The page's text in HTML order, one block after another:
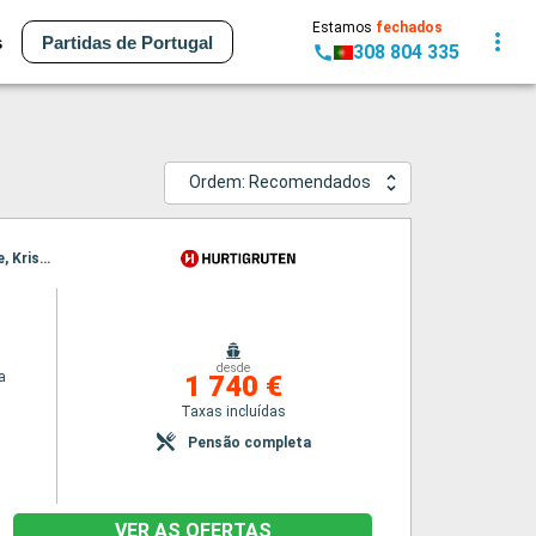
Partidas de Portugal
Estamos fechados
308 804 335
Ordem: Recomendados
Itinerário : Bergen, Floro, Maloy, Torvik, Alesund, Molde, Floro, Maloy, Torvik, Alesund, Molde, Kristiansund, Trondheim, Rorvik, Maloy, Kristiansund, Trondheim, Rorvik, Bronnoysund, Sandnessjoen, Nesna (passagem circulo polar), Ornes, Bodo, Stamsund, Svolvaer, Torvik, Bronnoysund, Sandnessjoen, Nesna (passagem circulo polar), Ornes, Bodo, Stamsund, Svolvaer, Stokmarknes, sortland, Risoyhamn, Harstad, Finnsnes, Tromso, Skjervoy, Alesund, Stokmarknes, sortland, Risoyhamn, Harstad, Finnsnes, Tromso, Skjervoy, Oksfjord, Hammerfest, Havoysund, Honningsvag, Kjollefjord, Mehamn, Berlevag, Molde, Oksfjord, Hammerfest, Havoysund, Honningsvag, Kjollefjord, Mehamn, Berlevag, Batsfjord, Vardo, Vadso, Kirkenes, Kristiansund, Batsfjord, Vardo, Vadso, Kirkenes, Mehamn, Berlevag, Kjollefjord, Honningsvag, Havoysund, Hammerfest, Oksfjord, Skjervoy, Tromso, Trondheim, Mehamn, Kjollefjord, Honningsvag, Havoysund, Hammerfest, Oksfjord, Skjervoy, Finnsnes, Tromso, Harstad, Risoyhamn, sortland, Stokmarknes, Svolvaer, Stamsund, Finnsnes, Harstad, Risoyhamn, sortland, Stokmarknes, Svolvaer, Bodo, Stamsund, Ornes, Nesna (passagem circulo polar), Sandnessjoen, Bronnoysund, Rorvik, Bodo, Ornes, Nesna (passagem circulo polar), Sandnessjoen, Bronnoysund, Trondheim, Rorvik, Sandnessjoen, Trondheim, Nesna (passagem circulo polar), Ornes, Bodo, Stamsund, Svolvaer, Stokmarknes, sortland, Risoyhamn, Harstad, Finnsnes, Tromso, Skjervoy, Oksfjord, Hammerfest, Havoysund, Honningsvag, Kjollefjord, Mehamn, Berlevag, Batsfjord, Vardo, Vadso, Kirkenes, Vardo, Batsfjord, Berlevag, Mehamn, Kjollefjord, Honningsvag, Havoysund, Hammerfest, Oksfjord, Skjervoy, Tromso, Finnsnes, Harstad, Risoyhamn, sortland, Stokmarknes, Svolvaer, Stamsund, Bodo, Ornes, Nesna (passagem circulo polar), Sandnessjoen, Bronnoysund, Rorvik, Trondheim
desde
1 740 €
Taxas incluídas
Pensão completa
VER AS OFERTAS